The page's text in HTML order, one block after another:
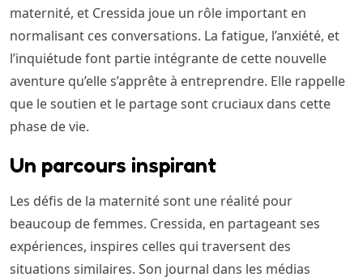
maternité, et Cressida joue un rôle important en
normalisant ces conversations. La fatigue, l’anxiété, et
l’inquiétude font partie intégrante de cette nouvelle
aventure qu’elle s’apprête à entreprendre. Elle rappelle
que le soutien et le partage sont cruciaux dans cette
phase de vie.
Un parcours inspirant
Les défis de la maternité sont une réalité pour
beaucoup de femmes. Cressida, en partageant ses
expériences, inspires celles qui traversent des
situations similaires. Son journal dans les médias